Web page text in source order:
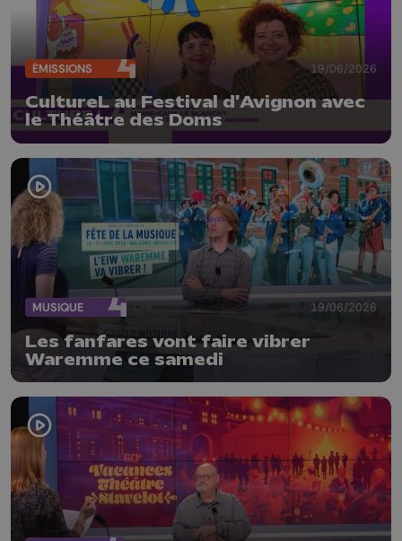
ÉMISSIONS 19/06/2026
CultureL au Festival d'Avignon avec
le Théâtre des Doms
MUSIQUE 19/06/2026
Les fanfares vont faire vibrer
Waremme ce samedi